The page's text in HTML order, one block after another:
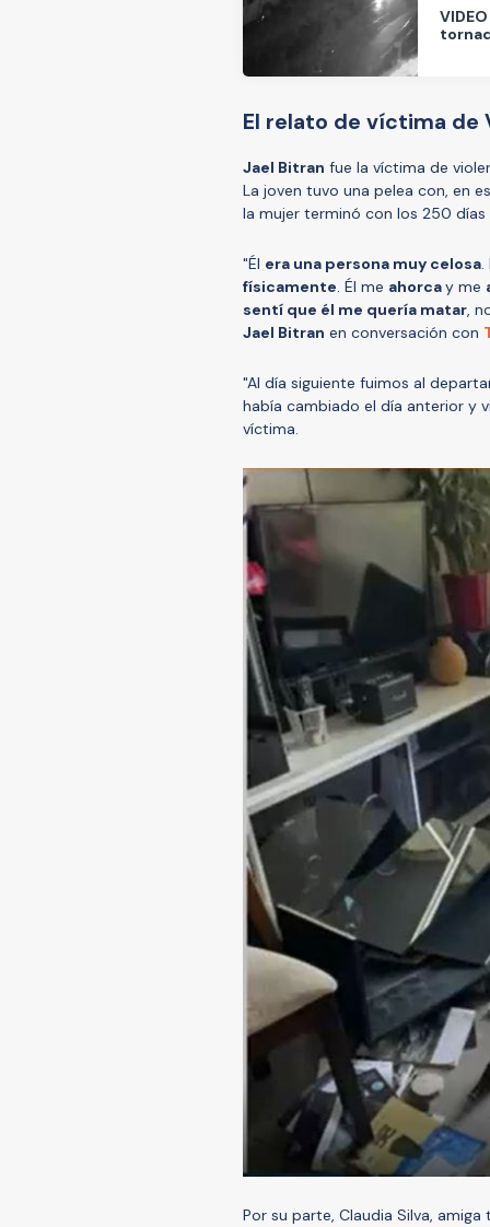
El relato de víctima de
Jael Bitran fue la víctima de
La joven tuvo una pelea con, en
la mujer terminó con los 250
"Él era una persona muy celosa.
físicamente. Él me ahorcay me
sentí que él me quería matar,
Jael Bitran en conversación con
"Al día siguiente fuimos al
había cambiado el día anterior y
víctima.
Por su parte, Claudia Silva,